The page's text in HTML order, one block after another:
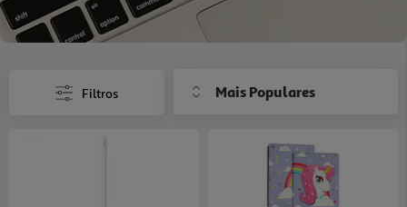
Filtros Mais Populares